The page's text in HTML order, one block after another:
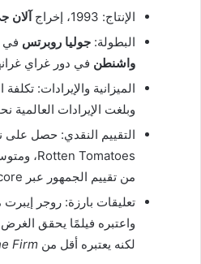
الإنتاج: 1993، إخراج
آلان
البطولة: جوليا روبرتس في
واشنطن في دور غراي
وبلغت الإيرادات العالمية نحو 195.3 مليون
من تقييم الجمهور عبر CinemaScore
واعتبره فيلمًا يحقق
لكنه يعتبره أقل من Firm